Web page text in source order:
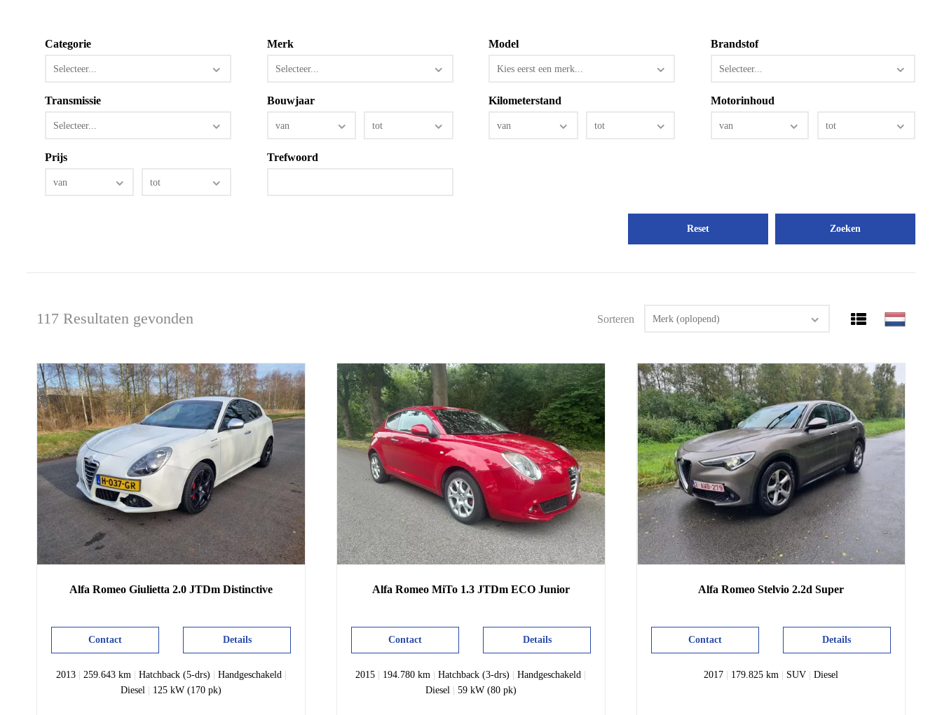
Categorie
Selecteer...
Merk
Selecteer...
Model
Kies eerst een merk...
Brandstof
Selecteer...
Transmissie
Selecteer...
Bouwjaar
van tot
Kilometerstand
van tot
Motorinhoud
van tot
Prijs
van tot
Trefwoord
Reset
117 Resultaten gevonden Sorteren Merk (oplopend)
Alfa Romeo Giulietta 2.0 JTDm Distinctive
Details
Contact
2013| 259.643 km Hatchback (5-drs) Handgeschakeld
Diesel
125 kW (170 pk)
Alfa Romeo MiTo 1.3 JTDm ECO Junior
Details
Contact
2015 194.780 km |Hatchback (3-drs) |Handgeschakeld
Diesel
59 kW (80 pk)
Alfa Romeo Stelvio 2.2d Super
Details
Contact
2017| 179.825 km SUV| Diesel